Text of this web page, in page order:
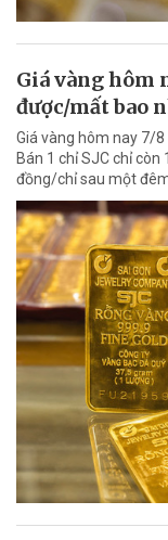
Giá vàng hôm
được/mất bao
Giá vàng hôm nay 7/
Bán 1 chỉ SJC chỉ
đồng/chỉ sau một